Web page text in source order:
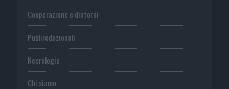
Cooperazione e dintorni
Publiredazionali
Necrologie
Chi siamo